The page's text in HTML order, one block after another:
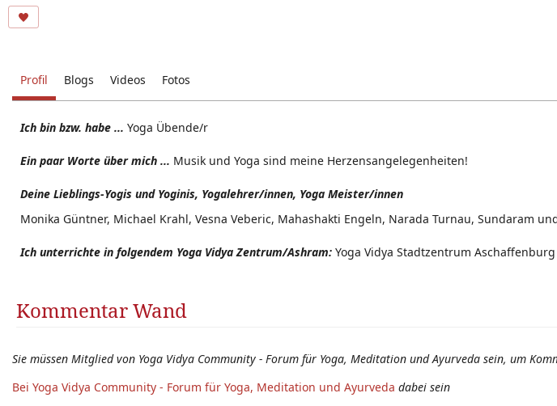
Profil Blogs Videos Fotos
Ich bin bzw. habe ... Yoga Übende/r
Ein paar Worte über mich ... Musik und Yoga sind meine Herzensangelegenheiten!
Deine Lieblings-Yogis und Yoginis, Yogalehrer/innen, Yoga Meister/innen
Monika Güntner, Michael Krahl, Vesna Veberic, Mahashakti Engeln, Narada Turnau, Sundaram
Ich unterrichte in folgendem Yoga Vidya Zentrum/Ashram: Yoga Vidya Stadtzentrum Aschaffenburg
Kommentar Wand
Sie müssen Mitglied von Yoga Vidya Community - Forum für Yoga, Meditation und Ayurveda sein, um
Bei Yoga Vidya Community - Forum für Yoga, Meditation und Ayurveda dabei sein